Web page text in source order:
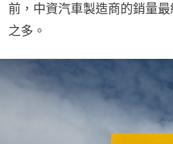
前，中資汽車製造商的銷量
之多。